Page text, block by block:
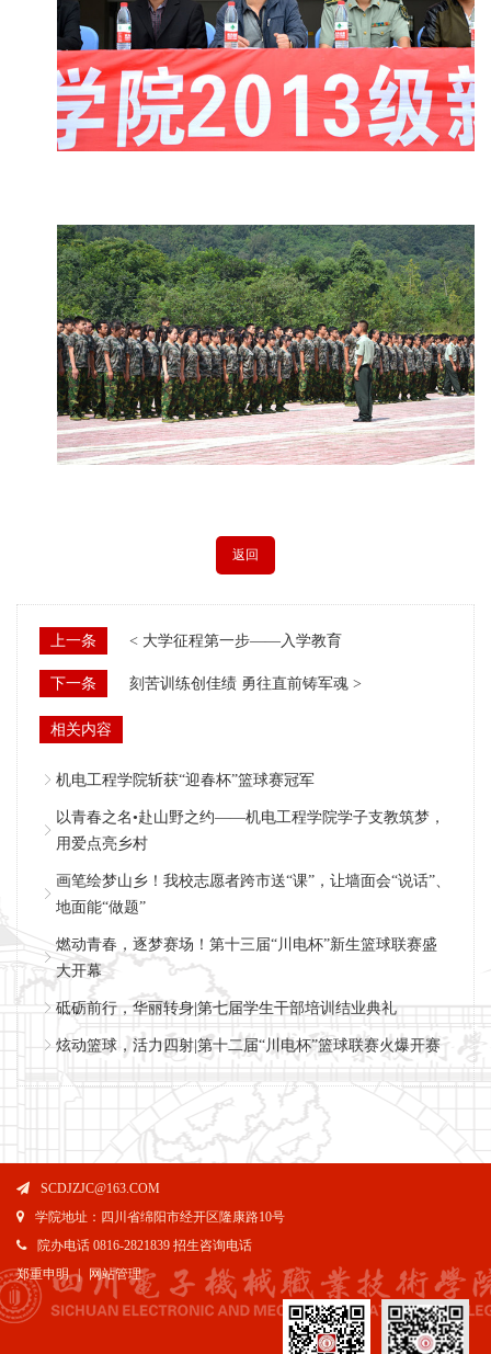
返回
上一条 < 大学征程第一步——入学教育
下一条 刻苦训练创佳绩 勇往直前铸军魂 >
相关内容
机电工程学院斩获“迎春杯”篮球赛冠军
以青春之名•赴山野之约——机电工程学院学子支教筑梦，
用爱点亮乡村
画笔绘梦山乡！我校志愿者跨市送“课”，让墙面会“说话”、
地面能“做题”
燃动青春，逐梦赛场！第十三届“川电杯”新生篮球联赛盛
大开幕
砥砺前行，华丽转身|第七届学生干部培训结业典礼
炫动篮球，活力四射|第十二届“川电杯”篮球联赛火爆开赛
SCDJZJC@163.COM
学院地址：四川省绵阳市经开区隆康路10号
院办电话 0816-2821839 招生咨询电话
郑重申明 | 网站管理